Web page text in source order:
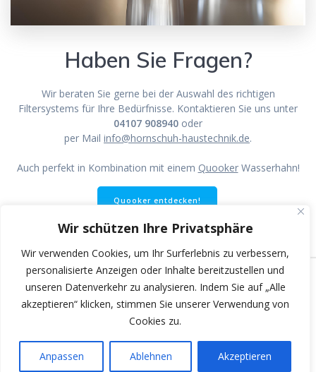
Wir schützen Ihre Privatsphäre
Wir verwenden Cookies, um Ihr Surferlebnis zu verbessern,
personalisierte Anzeigen oder Inhalte bereitzustellen und
unseren Datenverkehr zu analysieren. Indem Sie auf „Alle
akzeptieren“ klicken, stimmen Sie unserer Verwendung von
Cookies zu.
Anpassen Ablehnen Akzeptieren
Haben Sie Fragen?
Wir beraten Sie gerne bei der Auswahl des richtigen
Filtersystems für Ihre Bedürfnisse. Kontaktieren Sie uns unter
04107 908940 oder
per Mail info@hornschuh-haustechnik.de.
Auch perfekt in Kombination mit einem QuookerWasserhahn!
Quooker entdecken!
© 2026 Hornschuh Haustechnik | Wärmepumpe | Heizung |
Sanitär. Friendly supported byBlackdog-Werbung Bargteheide
Built using WordPress andMesmerize Theme.